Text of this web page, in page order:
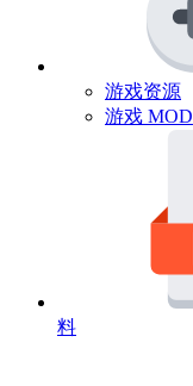
游戏资源
游戏 MOD
料